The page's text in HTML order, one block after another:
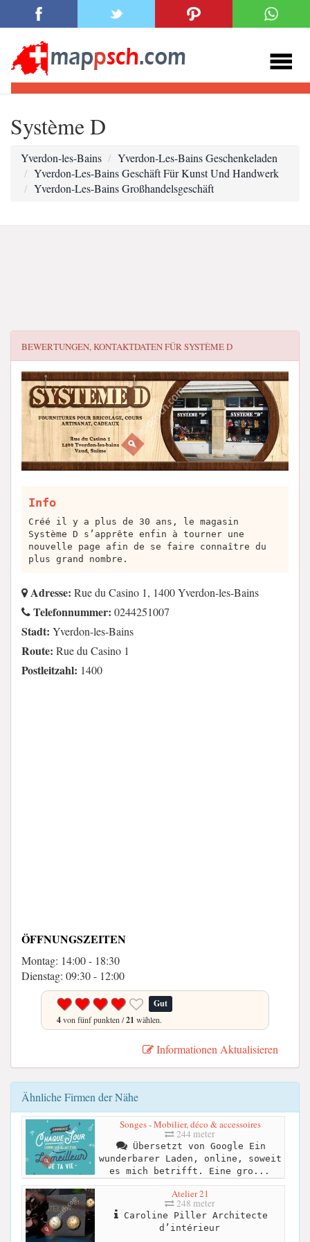
Système D
Yverdon-les-Bains
Yverdon-Les-Bains Geschenkeladen
Yverdon-Les-Bains Geschäft Für Kunst Und Handwerk
Yverdon-Les-Bains Großhandelsgeschäft
BEWERTUNGEN, KONTAKTDATEN FÜRSYSTÈME D
Info
Créé il y a plus de 30 ans, le magasin
Système D s’apprête enfin à tourner une
nouvelle page afin de se faire connaître du
plus grand nombre.
Adresse: Rue du Casino 1, 1400 Yverdon-les-Bains
Telefonnummer: 0244251007
Stadt: Yverdon-les-Bains
Route: Rue du Casino 1
Postleitzahl: 1400
ÖFFNUNGSZEITEN
Montag: 14:00 - 18:30
Dienstag: 09:30 - 12:00
Gut
4von fünf punkten /21 wählen.
Informationen Aktualisieren
Ähnliche Firmen der Nähe
Songes - Mobilier, déco & accessoires
244 meter
Übersetzt von Google Ein
wunderbarer Laden, online, soweit
es mich betrifft. Eine gro...
Atelier 21
248 meter
Caroline Piller Architecte
d’intérieur